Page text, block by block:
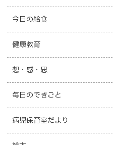
今日の給食
健康教育
想・感・思
毎日のできごと
病児保育室だより